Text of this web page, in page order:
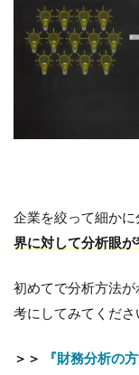
企業を絞って細か
界に対して分析眼が
初めてで分析方法
考にしてみてくださ
＞＞ 『財務分析の